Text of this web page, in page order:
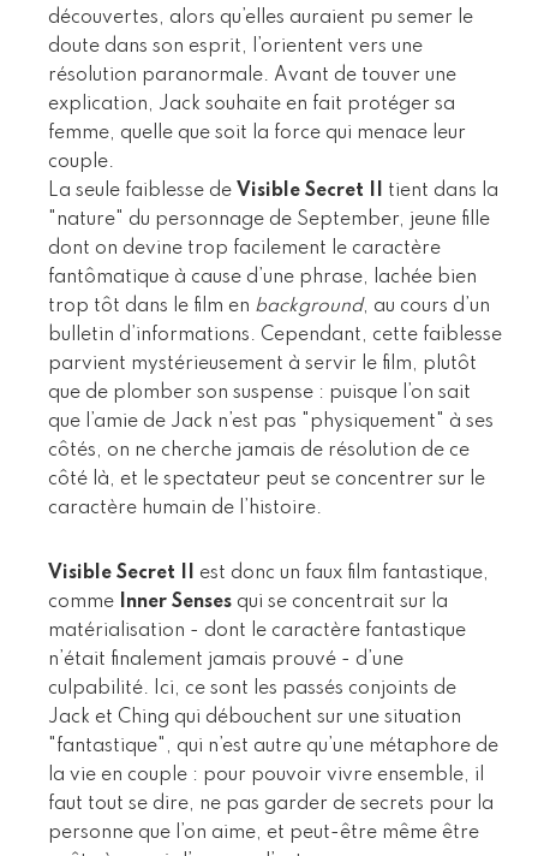
découvertes, alors qu’elles auraient pu semer le
doute dans son esprit, l’orientent vers une
résolution paranormale. Avant de touver une
explication, Jack souhaite en fait protéger sa
femme, quelle que soit la force qui menace leur
couple.
La seule faiblesse de Visible Secret II
tient dans la
"nature" du personnage de September, jeune fille
dont on devine trop facilement le caractère
fantômatique à cause d’une phrase, lachée bien
trop tôt dans le film en background, au cours d’un
bulletin d’informations. Cependant, cette faiblesse
parvient mystérieusement à servir le film, plutôt
que de plomber son suspense : puisque l’on sait
que l’amie de Jack n’est pas "physiquement" à ses
côtés, on ne cherche jamais de résolution de ce
côté là, et le spectateur peut se concentrer sur le
caractère humain de l’histoire.
Visible Secret II
est donc un faux film fantastique,
comme
Inner Senses qui se concentrait sur la
matérialisation - dont le caractère fantastique
n’était finalement jamais prouvé - d’une
culpabilité. Ici, ce sont les passés conjoints de
Jack et Ching qui débouchent sur une situation
"fantastique", qui n’est autre qu’une métaphore de
la vie en couple : pour pouvoir vivre ensemble, il
faut tout se dire, ne pas garder de secrets pour la
personne que l’on aime, et peut-être même être